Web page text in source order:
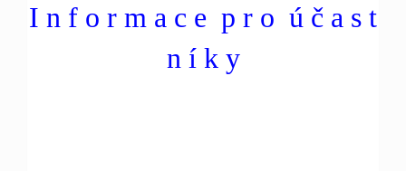
I n f o r m a c e p r o ú č a s t
n í k y